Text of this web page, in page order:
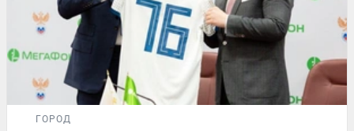
ГОРОД